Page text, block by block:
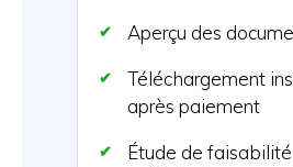
Aperçu des
Téléchargement
après paiement
Étude de faisabilité